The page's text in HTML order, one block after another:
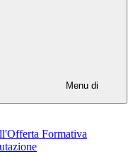
Menu di
Formativa